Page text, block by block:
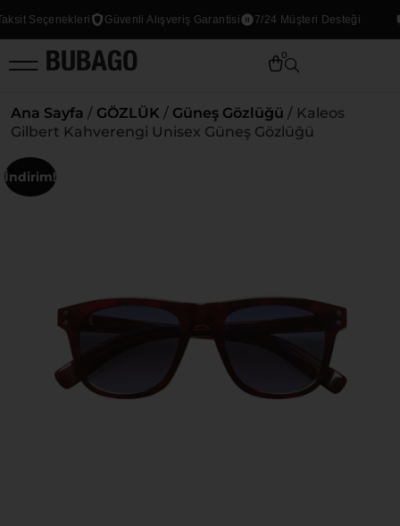
Seçenekleri Güvenli Alışveriş Garantisi 7/24 Müşteri Desteği
0
Ana Sayfa / GÖZLÜK / Güneş Gözlüğü / Kaleos
Gilbert Kahverengi Unisex Güneş Gözlüğü
İndirim!